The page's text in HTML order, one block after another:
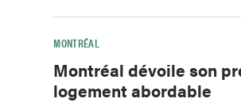
MONTRÉAL
Montréal dévoile son
logement abordable